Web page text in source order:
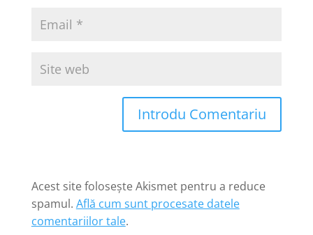
Introdu Comentariu
Acest site folosește Akismet pentru a reduce
spamul. Află cum sunt procesate datele
comentariilor tale.